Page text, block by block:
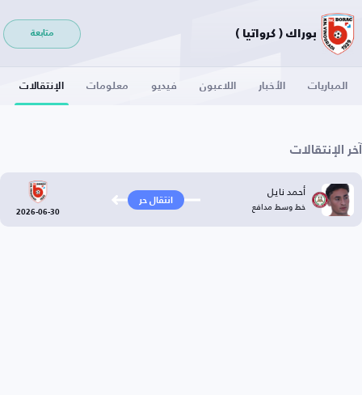
بوراك ( كرواتيا ) متابعة
المباريات الأخبار اللاعبون فيديو معلومات الإنتقالات
آخر الإنتقالات
أحمد نايل
خط وسط مدافع انتقال حر
2026-06-30